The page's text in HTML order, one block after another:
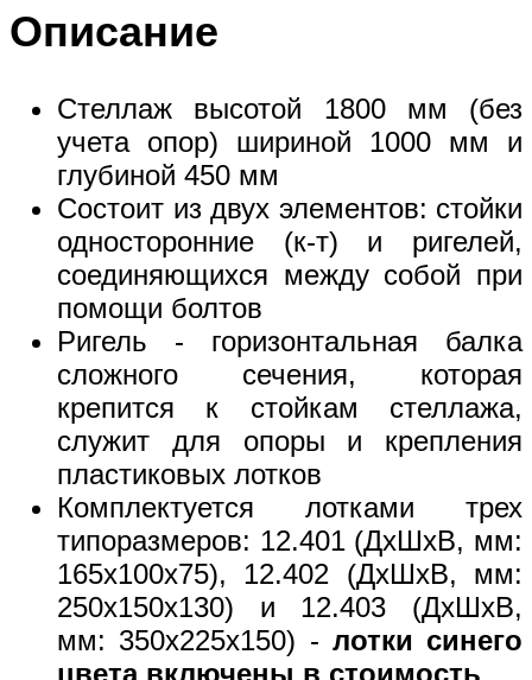
Описание
Стеллаж высотой 1800 мм (без
учета опор) шириной 1000 мм и
глубиной 450 мм
Состоит из двух элементов: стойки
односторонние (к-т) и ригелей,
соединяющихся между собой при
помощи болтов
Ригель - горизонтальная балка
сложного сечения, которая
крепится к стойкам стеллажа,
служит для опоры и крепления
пластиковых лотков
Комплектуется лотками трех
типоразмеров: 12.401 (ДхШхВ, мм:
165x100x75), 12.402 (ДхШхВ, мм:
250x150x130) и 12.403 (ДхШхВ,
мм: 350x225x150) - лотки синего
цвета включены в стоимость